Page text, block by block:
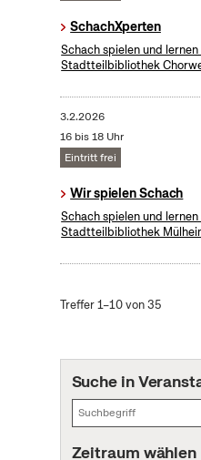
SchachXperten
Schach spielen und
Stadtteilbibliothek
3.2.2026
16 bis 18 Uhr
Eintritt frei
Wir spielen Schach
Schach spielen und
Stadtteilbibliothek
Treffer 1–10 von 35
Suche in
Zeitraum wählen